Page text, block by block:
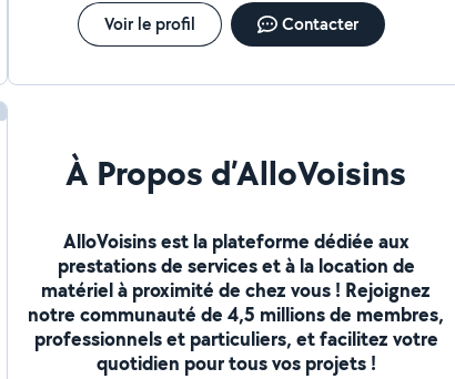
Voir le profil Contacter
À Propos d’AlloVoisins
AlloVoisins est la plateforme dédiée aux
prestations de services et à la location de
matériel à proximité de chez vous ! Rejoignez
notre communauté de 4,5 millions de membres,
professionnels et particuliers, et facilitez votre
quotidien pour tous vos projets !